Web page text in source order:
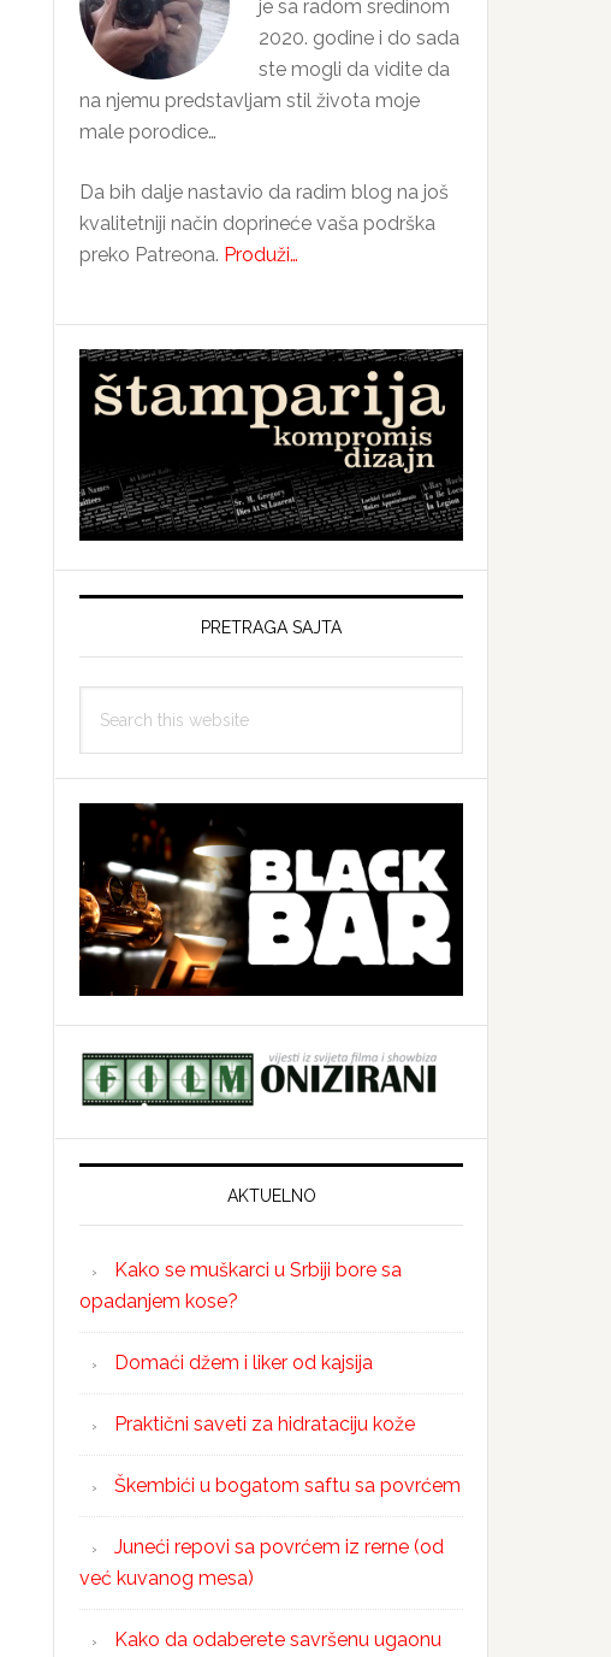
je sa radom sredinom
2020. godine i do sada
ste mogli da vidite da
na njemu predstavljam stil života moje
male porodice…
Da bih dalje nastavio da radim blog na još
kvalitetniji način doprineće vaša podrška
preko Patreona. Produži…
PRETRAGA SAJTA
this
AKTUELNO
Kako se muškarci u Srbiji bore sa
opadanjem kose?
Domaći džem i liker od kajsija
Praktični saveti za hidrataciju kože
Škembići u bogatom saftu sa povrćem
Juneći repovi sa povrćem iz rerne (od
već kuvanog mesa)
Kako da odaberete savršenu ugaonu